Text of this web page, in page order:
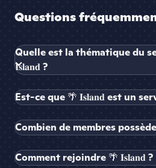
Questions
Quelle est la thématique du
𝐈𝐬𝐥𝐚𝐧𝐝 ?
Est-ce que 🌴 𝐈𝐬𝐥𝐚𝐧𝐝 est un
Combien de membres possède
Comment rejoindre 🌴 𝐈𝐬𝐥𝐚𝐧𝐝 ?